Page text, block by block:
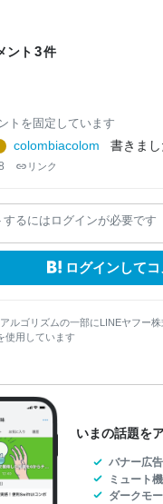
ント 3件
トを固定しています
colombiacolom 書きまし
リンク
するにはログインが必要です
ログインしてコ
ルゴリズムの一部にLINEヤフー
使用しています
いまの話題を
バナー広
ミュート
ダークモ